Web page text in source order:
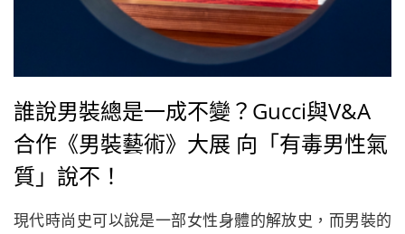
誰說男裝總是一成不變？Gucci與V&A
合作《男裝藝術》大展 向「有毒男性氣
質」說不！
現代時尚史可以說是一部女性身體的解放史，而男裝的